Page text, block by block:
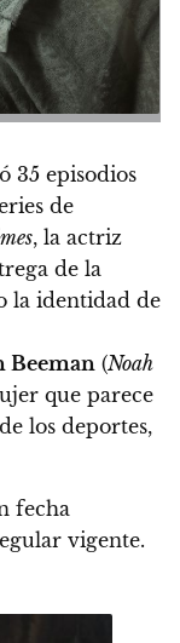
35 episodios
de
, la actriz
de la
la identidad de
Beeman (Noah
que parece
los deportes,
fecha
vigente.